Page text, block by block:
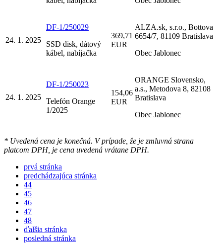
24. 1. 2025
DF-1/250029
SSD disk, dátový
kábel, nabíjačka
369,71
EUR
ALZA.sk, s.r.o., Bottova
6654/7, 81109 Bratislava
Obec Jablonec
24. 1. 2025
DF-1/250023
Telefón Orange
1/2025
154,06
EUR
ORANGE Slovensko,
a.s., Metodova 8, 82108
Bratislava
Obec Jablonec
* Uvedená cena je konečná. V prípade, že je zmluvná strana
platcom DPH, je cena uvedená vrátane DPH.
prvá stránka
predchádzajúca stránka
44
45
46
47
48
ďalšia stránka
posledná stránka